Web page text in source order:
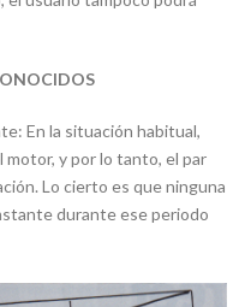
En la situación habitual,
motor, y por lo tanto, el par
Lo cierto es que ninguna
durante ese periodo